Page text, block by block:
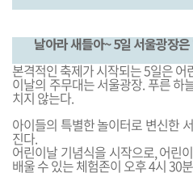
날아라 새들아~ 5일 서울광장은
본격적인 축제가 시작되는 5일은 어
이날의 주무대는 서울광장. 푸른 하
치지 않는다.
아이들의 특별한 놀이터로 변신한
진다.
어린이날 기념식을 시작으로, 어린
배울 수 있는 체험존이 오후 4시 30